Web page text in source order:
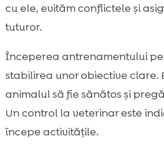
cu ele, evităm conflictele și
tuturor.
Începerea antrenamentului
stabilirea unor obiective clare.
animalul să fie sănătos și
Un control la veterinar este
începe activitățile.